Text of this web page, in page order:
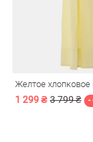
1 299 ₴ 3 799 ₴ -